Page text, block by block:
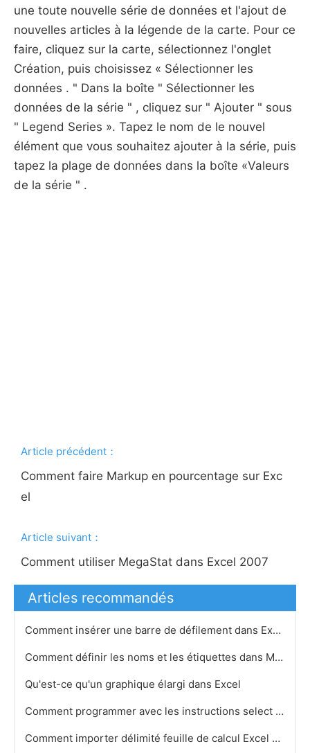
une toute nouvelle série de données et l'ajout de
nouvelles articles à la légende de la carte. Pour ce
faire, cliquez sur la carte, sélectionnez l'onglet
Création, puis choisissez « Sélectionner les
données . " Dans la boîte " Sélectionner les
données de la série " , cliquez sur " Ajouter " sous
" Legend Series ». Tapez le nom de le nouvel
élément que vous souhaitez ajouter à la série, puis
tapez la plage de données dans la boîte «Valeurs
de la série " .
Article précédent：
Comment faire Markup en pourcentage sur Exc
el
Article suivant：
Comment utiliser MegaStat dans Excel 2007
Articles recommandés
Comment insérer une barre de défilement dans Excel
Comment définir les noms et les étiquettes dans Microsoft Excel 2003
Qu'est-ce qu'un graphique élargi dans Excel
Comment programmer avec les instructions select avec Visual Basic dans Microsoft Access
Comment importer délimité feuille de calcul Excel dans Access VBA